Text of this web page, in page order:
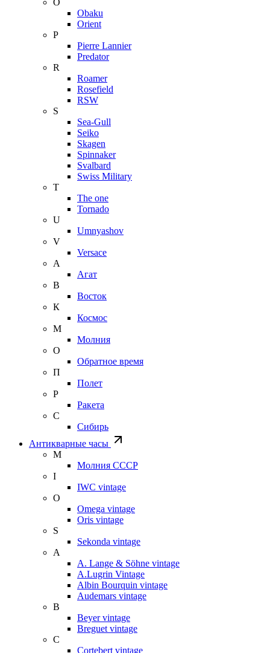
O
Obaku
Orient
P
Pierre Lannier
Predator
R
Roamer
Rosefield
RSW
S
Sea-Gull
Seiko
Skagen
Spinnaker
Svalbard
Swiss Military
T
The one
Tornado
U
Umnyashov
V
Versace
А
Агат
В
Восток
К
Космос
М
Молния
О
Обратное время
П
Полет
Р
Ракета
С
Сибирь
Антикварные часы
М
Молния СССР
I
IWC vintage
O
Omega vintage
Oris vintage
S
Sekonda vintage
A
A. Lange & Söhne vintage
A.Lugrin Vintage
Albin Bourquin vintage
Audemars vintage
B
Beyer vintage
Breguet vintage
C
Cortebert vintage